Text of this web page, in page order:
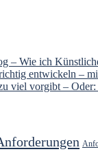
– Wie ich
entwickeln –
viel vorgibt –